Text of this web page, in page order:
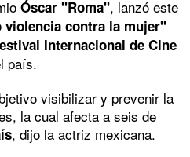
Óscar "Roma", lanzó este
violencia contra la mujer"
Internacional de Cine
país.
visibilizar y prevenir la
la cual afecta a seis de
, dijo la actriz mexicana.